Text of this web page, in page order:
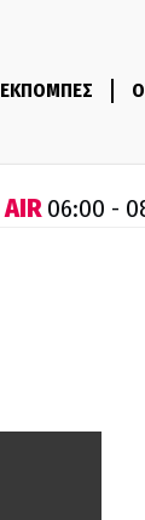
ΕΚΠΟΜΠΕΣ
AIR06:00 -